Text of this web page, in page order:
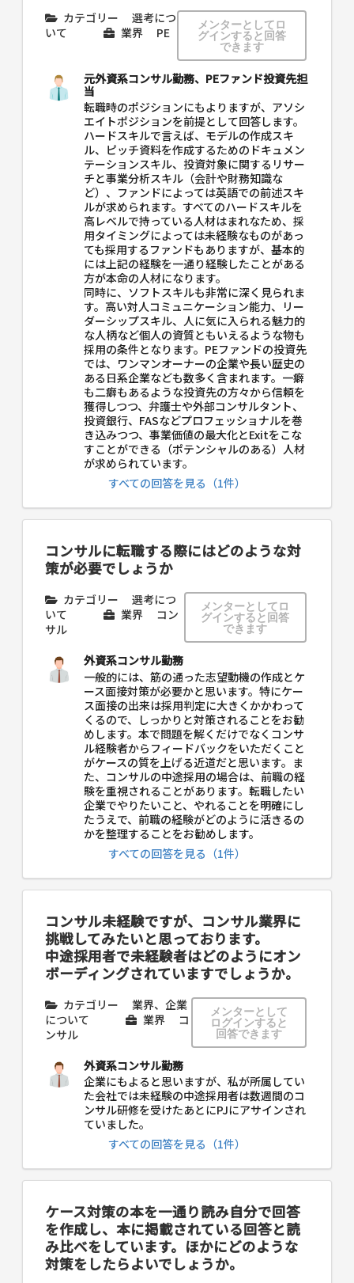
カテゴリー
選考につ
いて
業界 PE
メンターとしてロ
グインすると回答
できます
元外資系コンサル勤務、PEファンド投資先担
当
転職時のポジションにもよりますが、アソシ
エイトポジションを前提として回答します。
ハードスキルで言えば、モデルの作成スキ
ル、ピッチ資料を作成するためのドキュメン
テーションスキル、投資対象に関するリサー
チと事業分析スキル（会計や財務知識な
ど）、ファンドによっては英語での前述スキ
ルが求められます。すべてのハードスキルを
高レベルで持っている人材はまれなため、採
用タイミングによっては未経験なものがあっ
ても採用するファンドもありますが、基本的
には上記の経験を一通り経験したことがある
方が本命の人材になります。
同時に、ソフトスキルも非常に深く見られま
す。高い対人コミュニケーション能力、リー
ダーシップスキル、人に気に入られる魅力的
な人柄など個人の資質ともいえるような物も
採用の条件となります。PEファンドの投資先
では、ワンマンオーナーの企業や長い歴史の
ある日系企業なども数多く含まれます。一癖
も二癖もあるような投資先の方々から信頼を
獲得しつつ、弁護士や外部コンサルタント、
投資銀行、FASなどプロフェッショナルを巻
き込みつつ、事業価値の最大化とExitをこな
すことができる（ポテンシャルのある）人材
が求められています。
すべての回答を見る（1件）
コンサルに転職する際にはどのような対
策が必要でしょうか
カテゴリー
選考につ
いて
業界
コン
サル
メンターとしてロ
グインすると回答
できます
外資系コンサル勤務
一般的には、筋の通った志望動機の作成とケ
ース面接対策が必要かと思います。特にケー
ス面接の出来は採用判定に大きくかかわって
くるので、しっかりと対策されることをお勧
めします。本で問題を解くだけでなくコンサ
ル経験者からフィードバックをいただくこと
がケースの質を上げる近道だと思います。ま
た、コンサルの中途採用の場合は、前職の経
験を重視されることがあります。転職したい
企業でやりたいこと、やれることを明確にし
たうえで、前職の経験がどのように活きるの
かを整理することをお勧めします。
すべての回答を見る（1件）
コンサル未経験ですが、コンサル業界に
挑戦してみたいと思っております。
中途採用者で未経験者はどのようにオン
ボーディングされていますでしょうか。
カテゴリー
業界、企業
について
業界
コ
ンサル
メンターとして
ログインすると
回答できます
外資系コンサル勤務
企業にもよると思いますが、私が所属してい
た会社では未経験の中途採用者は数週間のコ
ンサル研修を受けたあとにPJにアサインされ
ていました。
すべての回答を見る（1件）
ケース対策の本を一通り読み自分で回答
を作成し、本に掲載されている回答と読
み比べをしています。ほかにどのような
対策をしたらよいでしょうか。